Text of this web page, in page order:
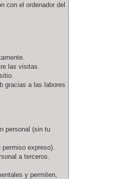
con el ordenador del
las visitas.
gracias a las labores
personal (sin tu
expreso).
a terceros.
y permiten,